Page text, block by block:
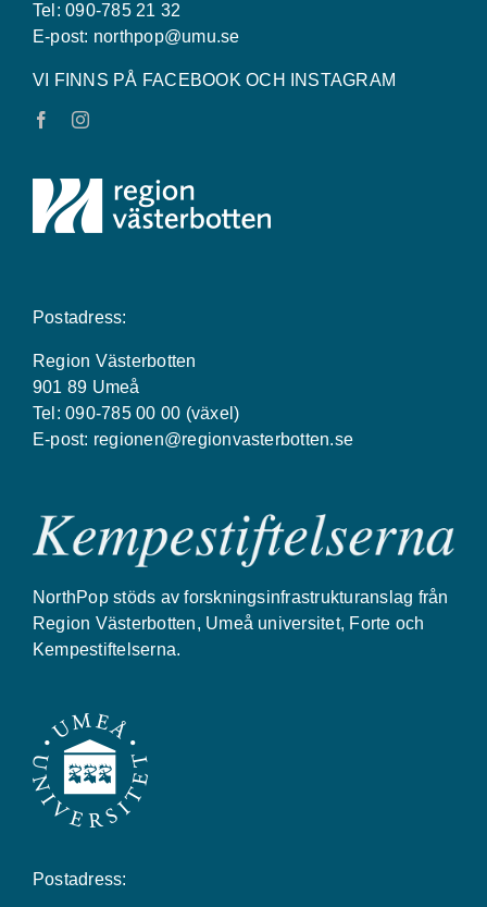
Tel: 090-785 21 32
E-post: northpop@umu.se
VI FINNS PÅ FACEBOOK OCH INSTAGRAM
Postadress:
Region Västerbotten
901 89 Umeå
Tel: 090-785 00 00 (växel)
E-post: regionen@regionvasterbotten.se
NorthPop stöds av forskningsinfrastrukturanslag från
Region Västerbotten, Umeå universitet, Forte och
Kempestiftelserna.
Postadress: